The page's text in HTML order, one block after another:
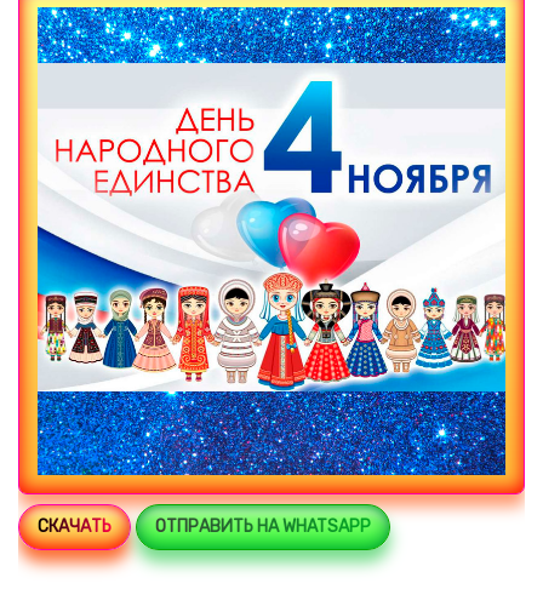
Загрузка картинки...
СКАЧАТЬ ОТПРАВИТЬ НА WHATSAPP